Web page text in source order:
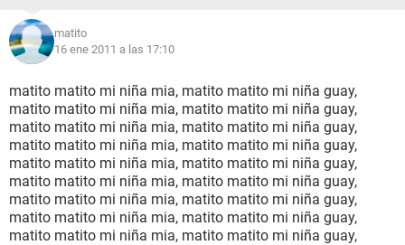
matito
16 ene 2011 a las 17:10
matito matito mi niña mia, matito matito mi niña guay,
matito matito mi niña mia, matito matito mi niña guay,
matito matito mi niña mia, matito matito mi niña guay,
matito matito mi niña mia, matito matito mi niña guay,
matito matito mi niña mia, matito matito mi niña guay,
matito matito mi niña mia, matito matito mi niña guay,
matito matito mi niña mia, matito matito mi niña guay,
matito matito mi niña mia, matito matito mi niña guay,
matito matito mi niña mia, matito matito mi niña guay,